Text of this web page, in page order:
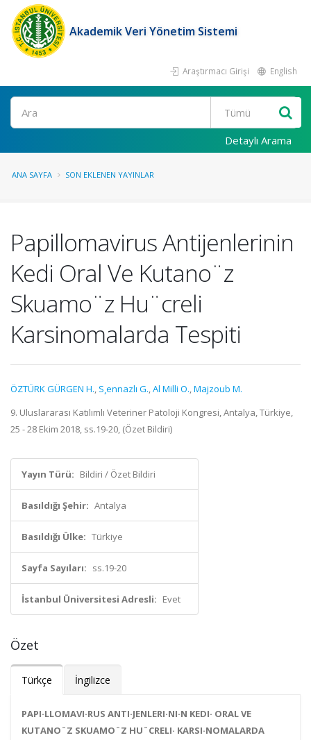
Akademik Veri Yönetim Sistemi
Araştırmacı Girişi English
Ara
Detaylı Arama
ANA SAYFA SON EKLENEN YAYINLAR
Papillomavirus Antijenlerinin
Kedi Oral Ve Kutano¨z
Skuamo¨z Hu¨creli
Karsinomalarda Tespiti
ÖZTÜRK GÜRGEN H., S¸ennazlı G.,Al Milli O.,Majzoub M.
9. Uluslararası Katılımlı Veteriner Patoloji Kongresi, Antalya, Türkiye,
25 - 28 Ekim 2018, ss.19-20, (Özet Bildiri)
Yayın Türü: Bildiri / Özet Bildiri
Basıldığı Şehir: Antalya
Basıldığı Ülke: Türkiye
Sayfa Sayıları: ss.19-20
İstanbul Üniversitesi Adresli: Evet
Özet
Türkçe İngilizce
PAPI·LLOMAVI·RUS ANTI·JENLERI·NI·N KEDI· ORAL VE
KUTANO¨Z SKUAMO¨Z HU¨CRELI· KARSI·NOMALARDA